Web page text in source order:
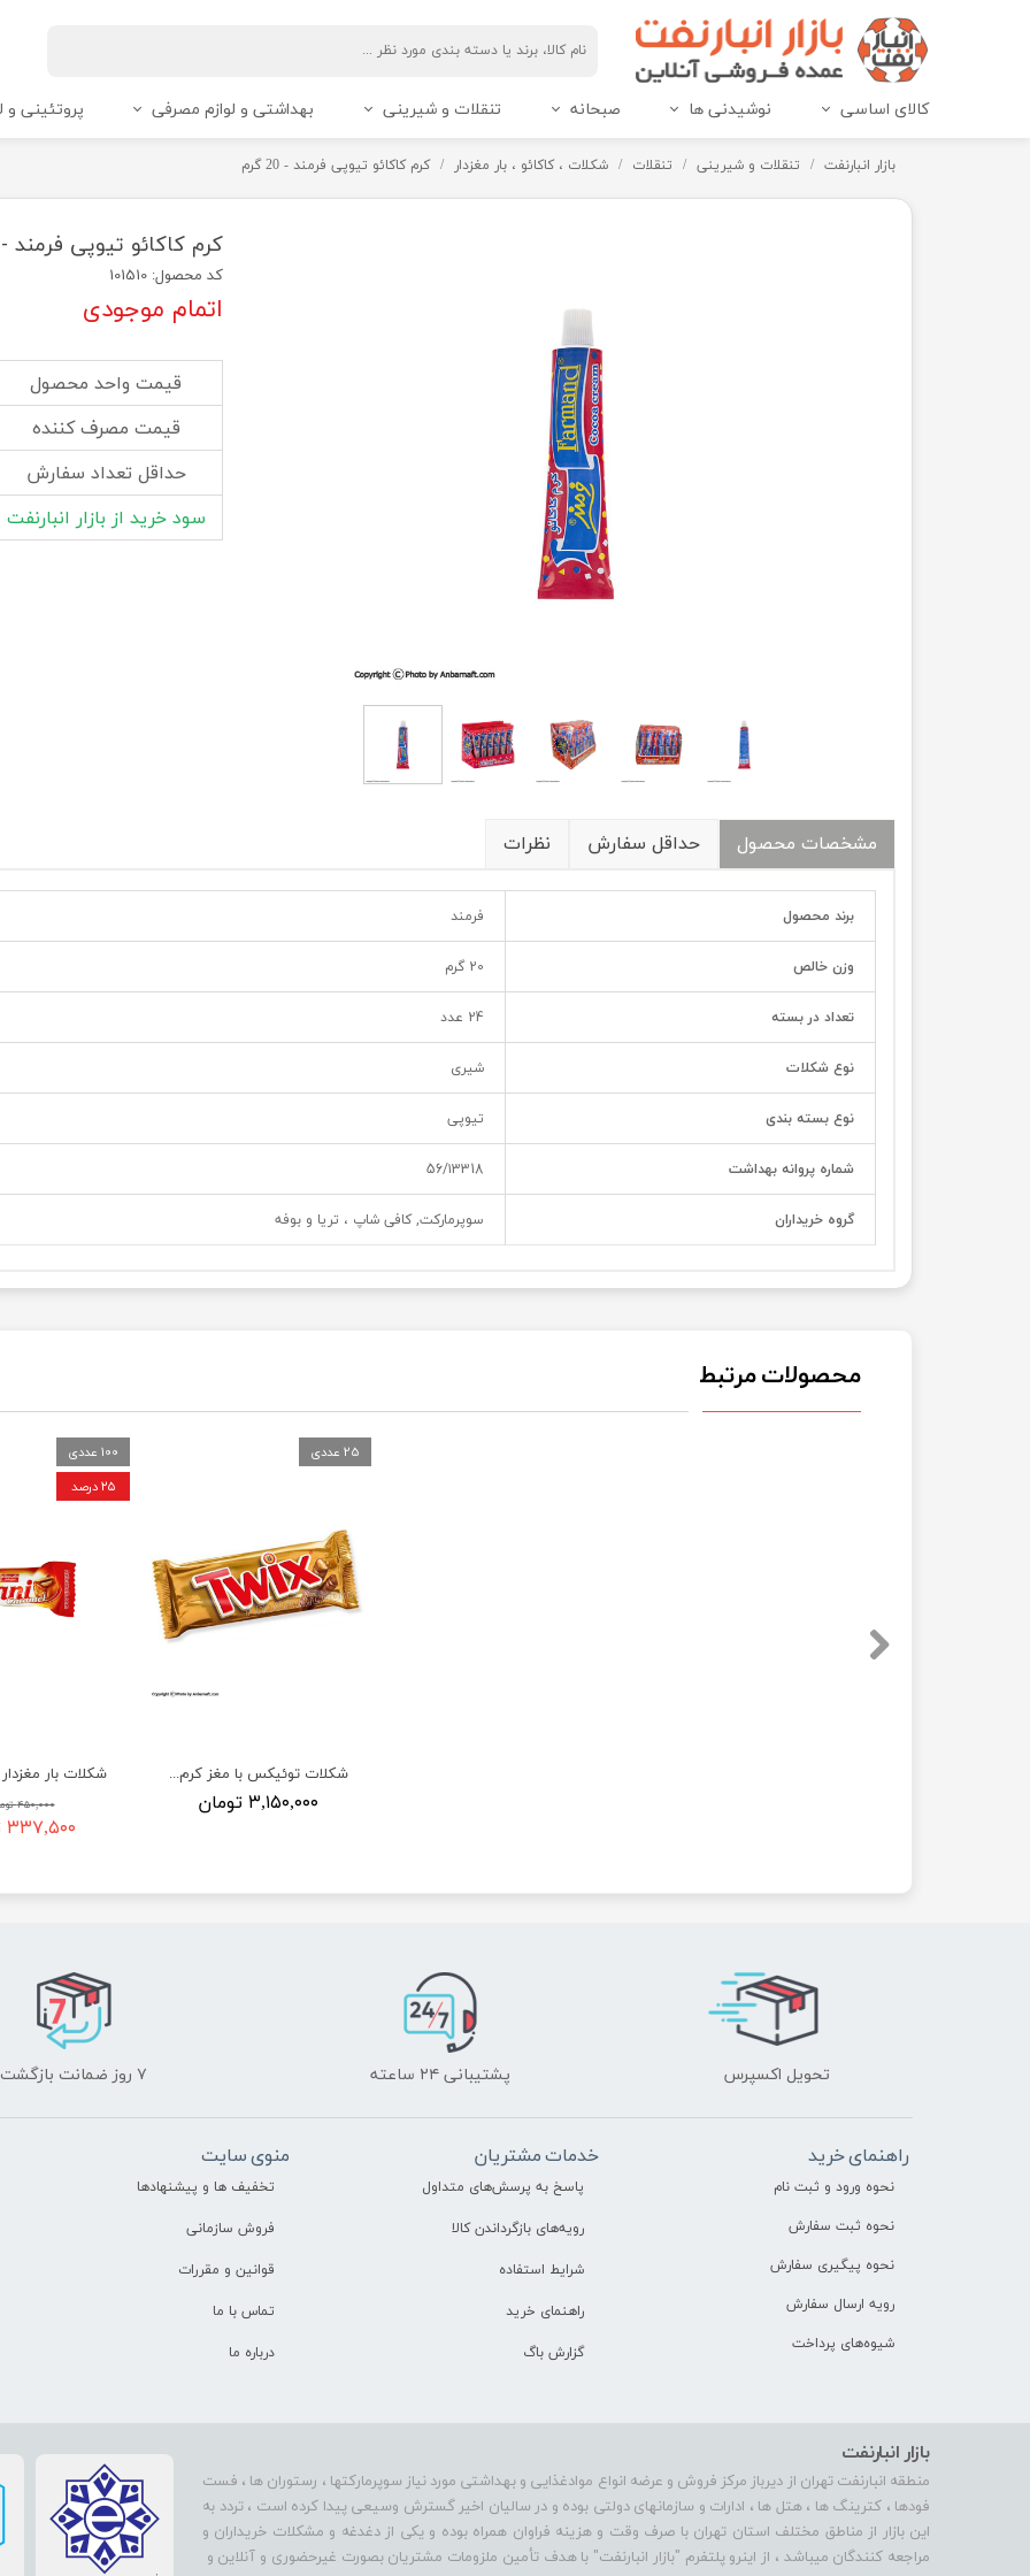
کالای اساسی نوشیدنی ها صبحانه تنقلات و شیرینی بهداشتی و لوازم مصرفی پروتئینی و
بازار انبارنفت تنقلات و شیرینی تنقلات شکلات ، کاکائو ، بار مغزدار کرم کاکائو تیوپی فرمند - 20 گرم
کرم کاکائو تیوپی فرمند - 20 گرم
کد محصول: 101510
اتمام موجودی
قیمت واحد محصول
قیمت مصرف کننده
حداقل تعداد سفارش
سود خرید از بازار انبارنفت
مشخصات محصول حداقل سفارش نظرات
برند محصول فرمند
وزن خالص 20 گرم
تعداد در بسته 24 عدد
نوع شکلات شیری
نوع بسته بندی تیوپی
شماره پروانه بهداشت 56/۱3318
گروه خریداران سوپرمارکت, کافی شاپ ، تریا و بوفه
محصولات مرتبط
۴۵۰,۰۰۰ تومان
۳۳۷,۵۰۰ تومان
100 عددی
۲۵ درصد
شکلات توئیکس با مغز کرم کارامل - 50 گرم
۳,۱۵۰,۰۰۰ تومان
25 عددی
بازار انبارنفت
منطقه انبارنفت تهران از دیرباز مرکز فروش و عرضه انواع موادغذایی و بهداشتی مورد نیاز سوپرمارکتها ، رستوران ها ، فست
فودها ، کترینگ ها ، هتل ها ، ادارات و سازمانهای دولتی بوده و در سالیان اخیر گسترش وسیعی پیدا کرده است ، تردد به
این بازار از مناطق مختلف استان تهران با صرف وقت و هزینه فراوان همراه بوده و یکی از دغدغه و مشکلات خریداران و
مراجعه کنندگان میباشد ، از اینرو پلتفرم "بازار انبارنفت" با هدف تأمین ملزومات مشتریان بصورت غیرحضوری و آنلاین و
تحویل اکسپرس پشتیبانی ۲۴ ساعته ۷ روز ضمانت بازگشت
راهنمای خرید
نحوه ورود و ثبت نام
نحوه ثبت سفارش
نحوه پیگیری سفارش
رویه ارسال سفارش
شیوه‌های پرداخت
خدمات مشتریان
پاسخ به پرسش‌های متداول
رویه‌های بازگرداندن کالا
شرایط استفاده
راهنمای خرید
گزارش باگ
منوی سایت
تخفیف ها و پیشنهادها
فروش سازمانی
قوانین و مقررات
تماس با ما
درباره ما